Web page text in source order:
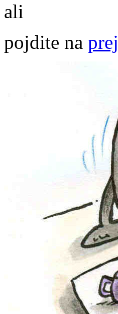
ali
pojdite na